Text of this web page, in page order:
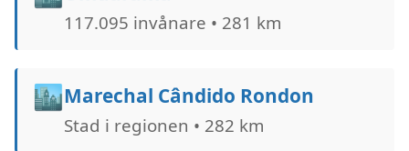
117.095 invånare • 281 km
🏙️Marechal Cândido Rondon
Stad i regionen • 282 km